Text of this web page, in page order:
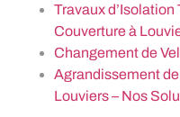
Travaux
Couverture à
Changement de
Agrandissement
Louviers – Nos